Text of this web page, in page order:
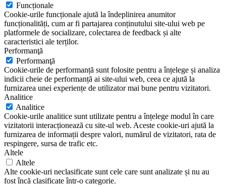
Funcționale
Cookie-urile funcționale ajută la îndeplinirea anumitor
funcționalități, cum ar fi partajarea conținutului site-ului web pe
platformele de socializare, colectarea de feedback și alte
caracteristici ale terților.
Performanţă
Performanţă
Cookie-urile de performanță sunt folosite pentru a înțelege și analiza
indicii cheie de performanță ai site-ului web, ceea ce ajută la
furnizarea unei experiențe de utilizator mai bune pentru vizitatori.
Analitice
Analitice
Cookie-urile analitice sunt utilizate pentru a înțelege modul în care
vizitatorii interacționează cu site-ul web. Aceste cookie-uri ajută la
furnizarea de informații despre valori, numărul de vizitatori, rata de
respingere, sursa de trafic etc.
Altele
Altele
Alte cookie-uri neclasificate sunt cele care sunt analizate și nu au
fost încă clasificate într-o categorie.